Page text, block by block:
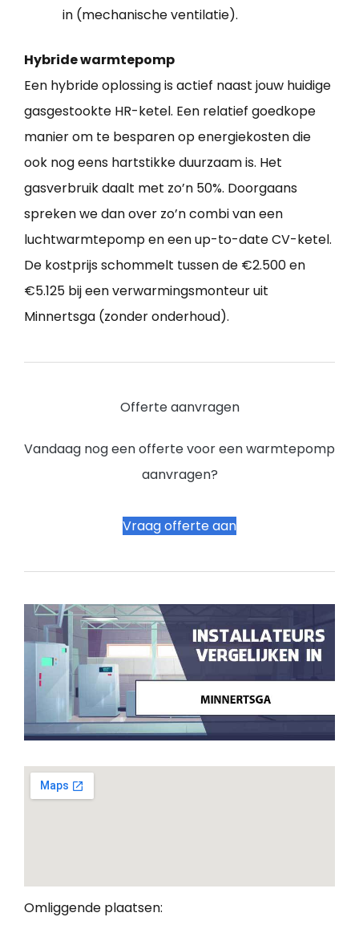
in (mechanische ventilatie).
Hybride warmtepomp
Een hybride oplossing is actief naast jouw huidige
gasgestookte HR-ketel. Een relatief goedkope
manier om te besparen op energiekosten die
ook nog eens hartstikke duurzaam is. Het
gasverbruik daalt met zo’n 50%. Doorgaans
spreken we dan over zo’n combi van een
luchtwarmtepomp en een up-to-date CV-ketel.
De kostprijs schommelt tussen de €2.500 en
€5.125 bij een verwarmingsmonteur uit
Minnertsga (zonder onderhoud).
Offerte aanvragen
Vandaag nog een offerte voor een warmtepomp
aanvragen?
Vraag offerte aan
Omliggende plaatsen: